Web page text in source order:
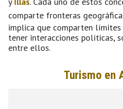
comparte fronteras
implica que comparten
tener interacciones políticas,
entre ellos.